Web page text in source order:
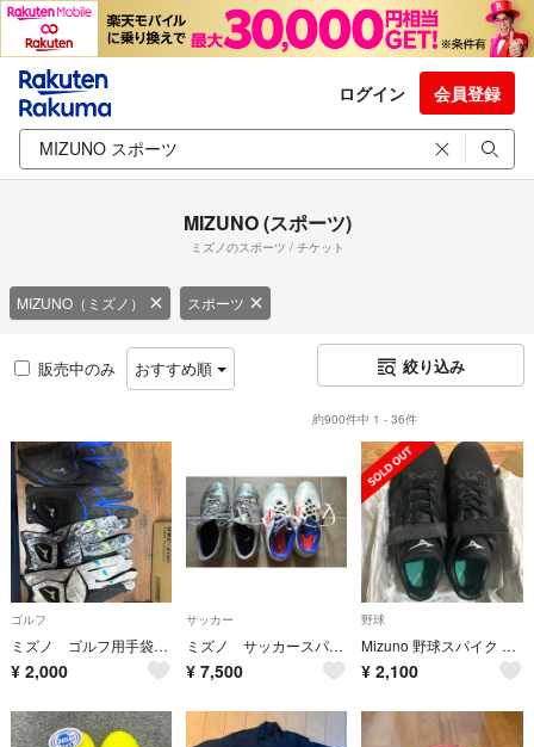
ログイン 会員登録
MIZUNO (スポーツ)
ミズノのスポーツ / チケット
MIZUNO（ミズノ） スポーツ
販売中のみ おすすめ順 絞り込み
約900件中 1 - 36件
ゴルフ
ミズノ ゴルフ用手袋✖️4枚（左用）25cm
¥ 2,000
サッカー
ミズノ サッカースパイク2足組
¥ 7,500
野球
Mizuno 野球スパイク ブラック 23.5センチ
¥ 2,100